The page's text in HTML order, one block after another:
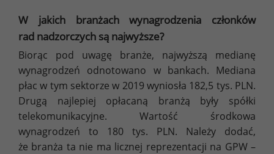
W jakich branżach wynagrodzenia członków
rad nadzorczych są najwyższe?
Biorąc pod uwagę branże, najwyższą medianę
wynagrodzeń odnotowano w bankach. Mediana
płac w tym sektorze w 2019 wyniosła 182,5 tys. PLN.
Drugą najlepiej opłacaną branżą były spółki
telekomunikacyjne. Wartość środkowa
wynagrodzeń to 180 tys. PLN. Należy dodać,
że branża ta nie ma licznej reprezentacji na GPW –